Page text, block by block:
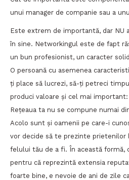
unui manager de companie sau a
Este extrem de importantă, dar NU
în sine. Networkingul este de fapt
un bun profesionist, un caracter
O persoană cu asemenea
ți place să lucrezi, să-ți petreci
produci valoare și cel mai
Rețeaua ta nu se compune numai
Acolo sunt și oamenii pe care-i
vor decide să te prezinte prietenilor
felului tău de a fi. În această formă,
pentru că reprezintă extensia
foarte bine, e nevoie de ani de zile